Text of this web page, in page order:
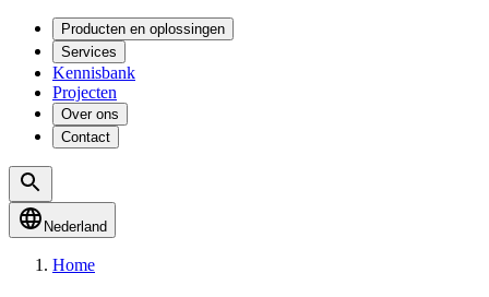
Producten en oplossingen
Services
Kennisbank
Projecten
Over ons
Contact
Nederland
Home